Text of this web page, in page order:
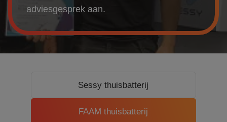
Projecten
Actueel
adviesgesprek aan.
Sessy thuisbatterij
FAAM thuisbatterij